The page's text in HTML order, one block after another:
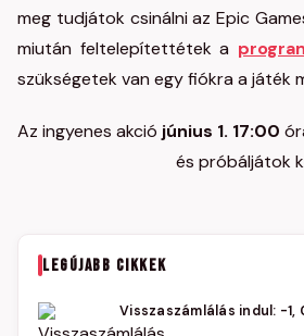
meg tudjátok csinálni az Epic
miután feltelepítettétek a
szükségetek van egy fiókra a játék
Az ingyenes akció június 1. 17:00
és próbáljátok
LEGÚJABB CIKKEK
Visszaszámlálás indul: -1,